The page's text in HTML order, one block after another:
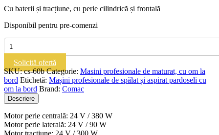
Cu baterii și tracțiune, cu perie cilindrică și frontală
Disponibil pentru pre-comenzi
Cantitate
COMAC
CS60
B
|
Mașină
de
măturat
cu
operator
la
Solicită ofertă
SKU:cs-60b Categorie: Masini profesionale de maturat, cu om la
bord Etichetă: Mașini profesionale de spălat și aspirat pardoseli cu
om la bord Brand: Comac
Descriere
Motor perie centrală: 24 V / 380 W
Motor perie laterală: 24 V / 90 W
Motor tracțiune: 24 V / 300 W